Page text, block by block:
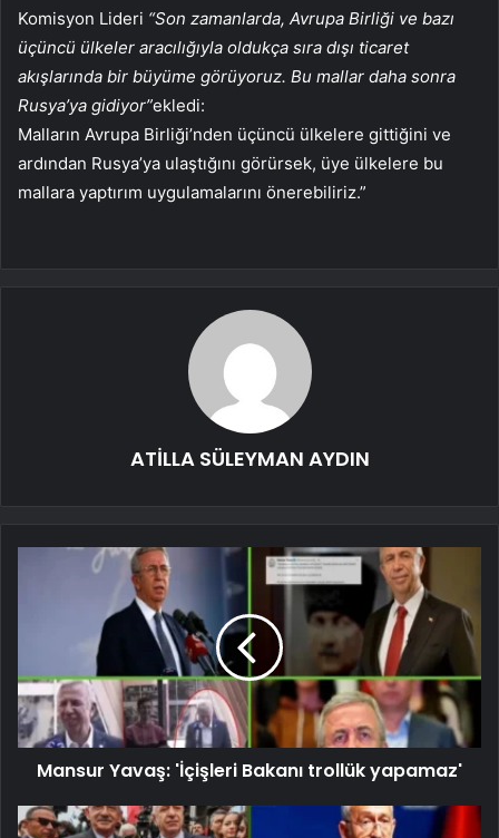
Komisyon Lideri “Son zamanlarda, Avrupa Birliği ve bazı
üçüncü ülkeler aracılığıyla oldukça sıra dışı ticaret
akışlarında bir büyüme görüyoruz. Bu mallar daha sonra
Rusya’ya gidiyor”ekledi:
Malların Avrupa Birliği’nden üçüncü ülkelere gittiğini ve
ardından Rusya’ya ulaştığını görürsek, üye ülkelere bu
mallara yaptırım uygulamalarını önerebiliriz.”
ATİLLA SÜLEYMAN AYDIN
Mansur Yavaş: 'İçişleri Bakanı trollük yapamaz'